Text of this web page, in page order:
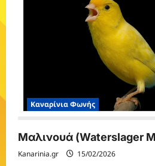
Καναρίνια Φωνής
Μαλινουά (Waterslager
Kanarinia.gr 15/02/2026